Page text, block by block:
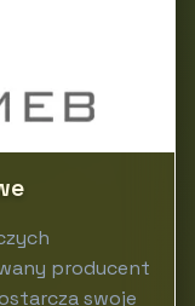
producent
swoje